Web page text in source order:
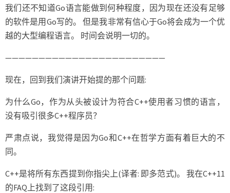
我们还不知道Go语言能做到何种程度，因为现在还没有足够
的软件是用Go写的。 但是我非常有信心于Go将会成为一个优
越的大型编程语言。 时间会说明一切的。
————————————————————————
现在，回到我们演讲开始提的那个问题:
为什么Go，作为从头被设计为符合C++使用者习惯的语言，
没有吸引很多C++程序员？
严肃点说，我觉得是因为Go和C++在哲学方面有着巨大的不
同。
C++是将所有东西提到你指尖上(译者: 即多范式)。 我在C++11
的FAQ上找到了这段引用: